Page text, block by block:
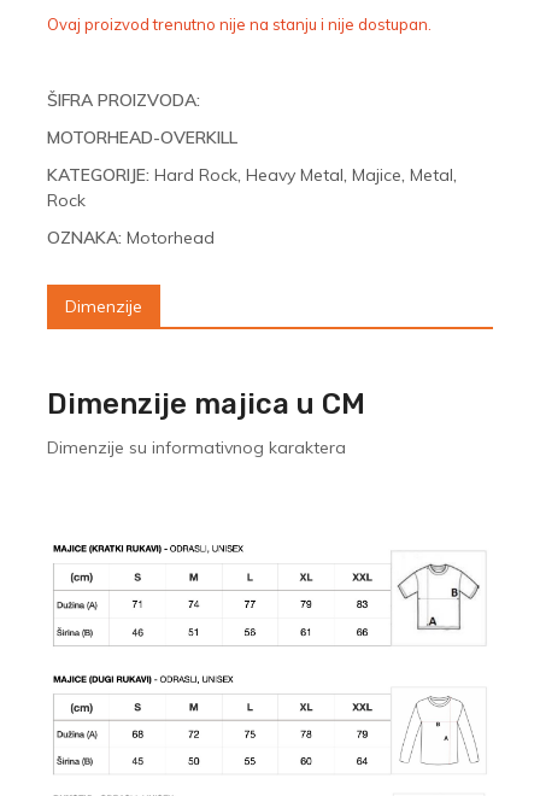
Ovaj proizvod trenutno nije na stanju i nije dostupan.
ŠIFRA PROIZVODA:
MOTORHEAD-OVERKILL
KATEGORIJE: Hard Rock, Heavy Metal, Majice, Metal,
Rock
OZNAKA: Motorhead
Dimenzije
Dimenzije majica u CM
Dimenzije su informativnog karaktera